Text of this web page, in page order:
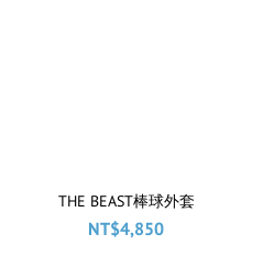
THE BEAST棒球外套
NT$4,850